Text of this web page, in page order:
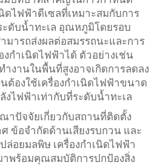
ดไฟฟ้าดีเซลที่เหมาะสมกับการ
ะดับน้ำทะเล อุณหภูมิโดยรอบ
มารถส่งผลต่อสมรรถนะและการ
งกำเนิดไฟฟ้าได้ ตัวอย่างเช่น
ำงานในพื้นที่สูงอาจเกิดการลดลง
ต้องใช้เครื่องกำเนิดไฟฟ้าขนาด
งไฟฟ้าเท่ากับที่ระดับน้ำทะเล
าปัจจัยเกี่ยวกับสถานที่ติดตั้ง
ข้อจำกัดด้านเสียงรบกวน และ
ล่อยมลพิษ เครื่องกำเนิดไฟฟ้า
าพร้อมคุณสมบัติการปกป้องสิ่ง